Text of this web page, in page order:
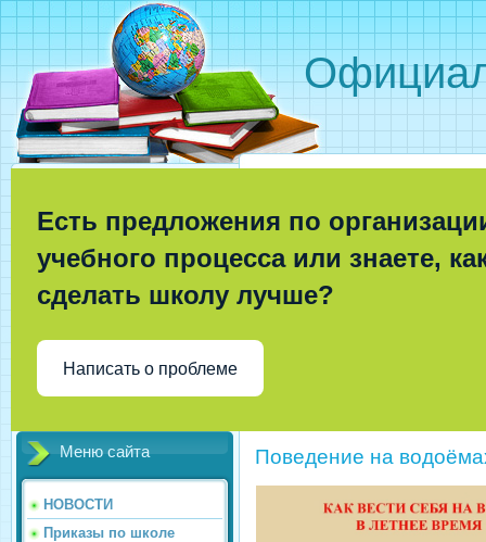
Есть предложения по
учебного процесса или знаете,
сделать школу лучше?
Написать о проблеме
Меню сайта
НОВОСТИ
Приказы по школе
Поведение на